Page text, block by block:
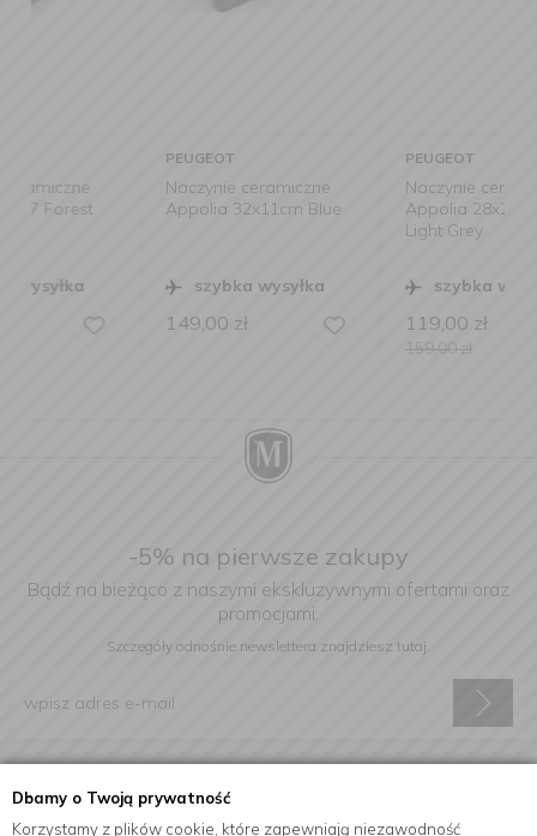
Dbamy o Twoją prywatność
Korzystamy z plików cookie, które zapewniają niezawodność
Naczynie ceramiczne
Appolia 32x11cm Blue
szybka wysyłka
149,00
Naczynie ceramiczne
Appolia 28x22,5x6cm
szybka wysyłka
119,00
-5% na pierwsze zakupy
Bądź na bieżąco z naszymi ekskluzywnymi ofertami oraz
promocjami.
Szczegóły odnośnie newslettera znajdziesz tutaj.
elektroniczną na podany adres e-mail.